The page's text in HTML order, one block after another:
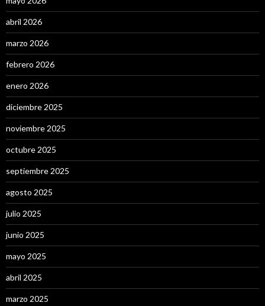
abril 2026
marzo 2026
febrero 2026
enero 2026
diciembre 2025
noviembre 2025
octubre 2025
septiembre 2025
agosto 2025
julio 2025
junio 2025
mayo 2025
abril 2025
marzo 2025